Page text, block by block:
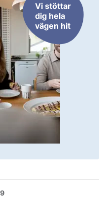
Vi stöttar
dig hela
vägen hit